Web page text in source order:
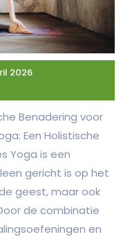
2026
Benadering voor
Een Holistische
Yoga is een
gericht is op het
geest, maar ook
de combinatie
en